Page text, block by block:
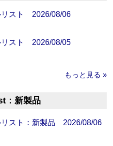
リスト 2026/08/06
リスト 2026/08/05
もっと見る »
：新製品
リスト：新製品 2026/08/06